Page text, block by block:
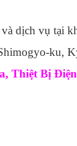
dịch vụ tại
ku,
Thiệt Bị